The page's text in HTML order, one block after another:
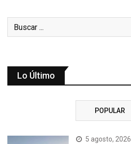
Lo Último
POPULAR
5 agosto, 2026